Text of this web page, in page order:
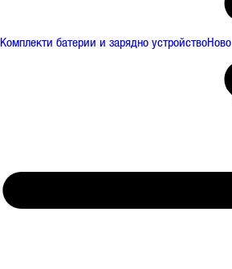
Комплекти батерии и зарядно устройствоНово